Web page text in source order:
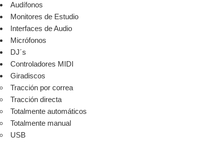
Audífonos
Monitores de Estudio
Interfaces de Audio
Micrófonos
DJ´s
Controladores MIDI
Giradiscos
Tracción por correa
Tracción directa
Totalmente automáticos
Totalmente manual
USB